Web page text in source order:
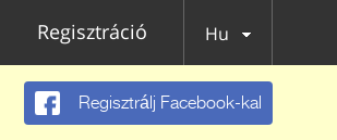
Regisztráció Hu
Regisztrálj Facebook-kal